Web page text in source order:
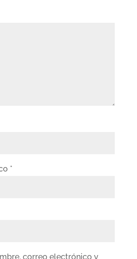
*
correo electrónico y